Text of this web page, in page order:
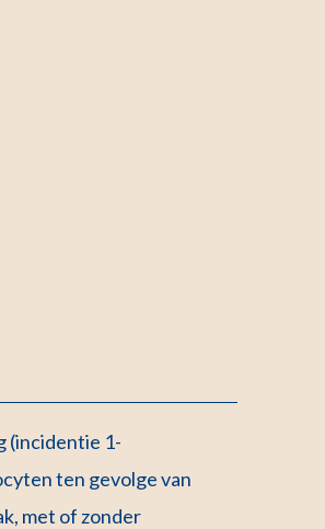
(incidentie 1-
ten gevolge van
met of zonder